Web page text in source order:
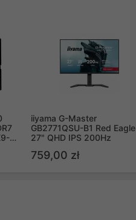
iiyama G-Master
GB2771QSU-B1 Red Eagle
27" QHD IPS 200Hz
759,00 zł